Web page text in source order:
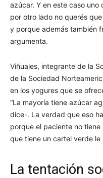
azúcar. Y en este caso
por otro lado no querés
y porque además también
argumenta.
Viñuales, integrante de la
de la Sociedad
en los yogures que se
“La mayoría tiene azúcar
dice-. La verdad que eso
porque el paciente no
que tiene un cartel verde le
La tentación